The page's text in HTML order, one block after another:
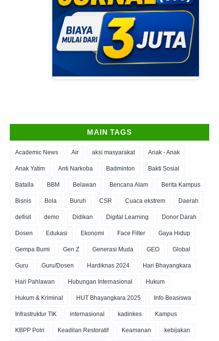
MAIN TAGS
Academic News Air aksi masyarakat Anak - Anak
Anak Yatim Anti Narkoba Badminton Bakti Sosial
Batalla BBM Belawan Bencana Alam Berita Kampus
Bisnis Bola Buruh CSR Cuaca ekstrem Daerah
defisit demo Didikan Digital Learning Donor Darah
Dosen Edukasi Ekonomi Face Filter Gaya Hidup
Gempa Bumi Gen Z Generasi Muda GEO Global
Guru Guru/Dosen Hardiknas 2024 Hari Bhayangkara
Hari Pahlawan Hubungan Internasional Hukum
Hukum & Kriminal HUT Bhayangkara 2025 Info Beasiswa
Infrastruktur TIK internasional kadinkes Kampus
KBPP Polri Keadilan Restoratif Keamanan kebijakan